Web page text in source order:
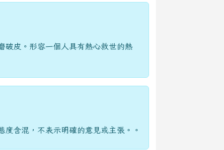
破皮。形容一個人具有熱心救世的熱
含混，不表示明確的意見或主張。。